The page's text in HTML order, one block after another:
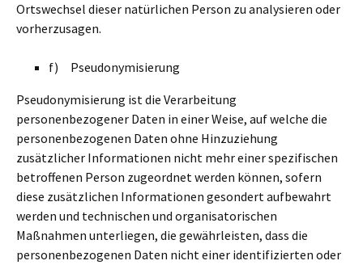
Ortswechsel dieser natürlichen Person zu analysieren oder
vorherzusagen.
f) Pseudonymisierung
Pseudonymisierung ist die Verarbeitung
personenbezogener Daten in einer Weise, auf welche die
personenbezogenen Daten ohne Hinzuziehung
zusätzlicher Informationen nicht mehr einer spezifischen
betroffenen Person zugeordnet werden können, sofern
diese zusätzlichen Informationen gesondert aufbewahrt
werden und technischen und organisatorischen
Maßnahmen unterliegen, die gewährleisten, dass die
personenbezogenen Daten nicht einer identifizierten oder